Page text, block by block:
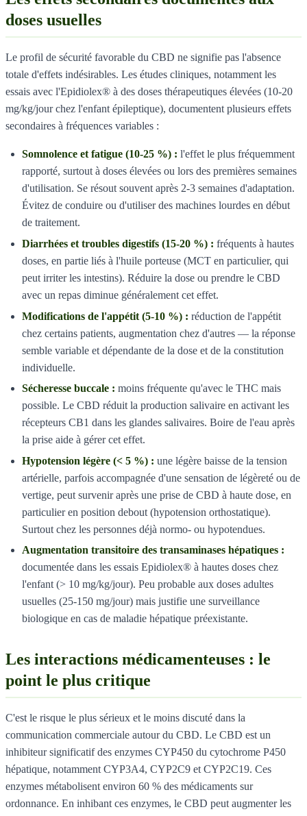
doses usuelles
Le profil de sécurité favorable du CBD ne signifie pas l'absence
totale d'effets indésirables. Les études cliniques, notamment les
essais avec l'Epidiolex® à des doses thérapeutiques élevées (10-20
mg/kg/jour chez l'enfant épileptique), documentent plusieurs effets
secondaires à fréquences variables :
Somnolence et fatigue (10-25 %) : l'effet le plus fréquemment
rapporté, surtout à doses élevées ou lors des premières semaines
d'utilisation. Se résout souvent après 2-3 semaines d'adaptation.
Évitez de conduire ou d'utiliser des machines lourdes en début
de traitement.
Diarrhées et troubles digestifs (15-20 %) : fréquents à hautes
doses, en partie liés à l'huile porteuse (MCT en particulier, qui
peut irriter les intestins). Réduire la dose ou prendre le CBD
avec un repas diminue généralement cet effet.
Modifications de l'appétit (5-10 %) : réduction de l'appétit
chez certains patients, augmentation chez d'autres — la réponse
semble variable et dépendante de la dose et de la constitution
individuelle.
Sécheresse buccale : moins fréquente qu'avec le THC mais
possible. Le CBD réduit la production salivaire en activant les
récepteurs CB1 dans les glandes salivaires. Boire de l'eau après
la prise aide à gérer cet effet.
Hypotension légère (< 5 %) : une légère baisse de la tension
artérielle, parfois accompagnée d'une sensation de légèreté ou de
vertige, peut survenir après une prise de CBD à haute dose, en
particulier en position debout (hypotension orthostatique).
Surtout chez les personnes déjà normo- ou hypotendues.
Augmentation transitoire des transaminases hépatiques :
documentée dans les essais Epidiolex® à hautes doses chez
l'enfant (> 10 mg/kg/jour). Peu probable aux doses adultes
usuelles (25-150 mg/jour) mais justifie une surveillance
biologique en cas de maladie hépatique préexistante.
Les interactions médicamenteuses : le
point le plus critique
C'est le risque le plus sérieux et le moins discuté dans la
communication commerciale autour du CBD. Le CBD est un
inhibiteur significatif des enzymes CYP450 du cytochrome P450
hépatique, notamment CYP3A4, CYP2C9 et CYP2C19. Ces
enzymes métabolisent environ 60 % des médicaments sur
ordonnance. En inhibant ces enzymes, le CBD peut augmenter les